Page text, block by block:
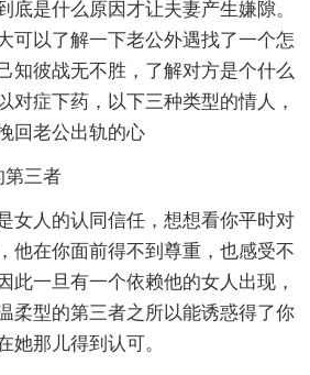
底是什么原因才让夫妻产生嫌隙。
可以了解一下老公外遇找了一个怎
知彼战无不胜，了解对方是个什么
对症下药，以下三种类型的情人，
回老公出轨的心
第三者
女人的认同信任，想想看你平时对
他在你面前得不到尊重，也感受不
此一旦有一个依赖他的女人出现，
柔型的第三者之所以能诱惑得了你
她那儿得到认可。